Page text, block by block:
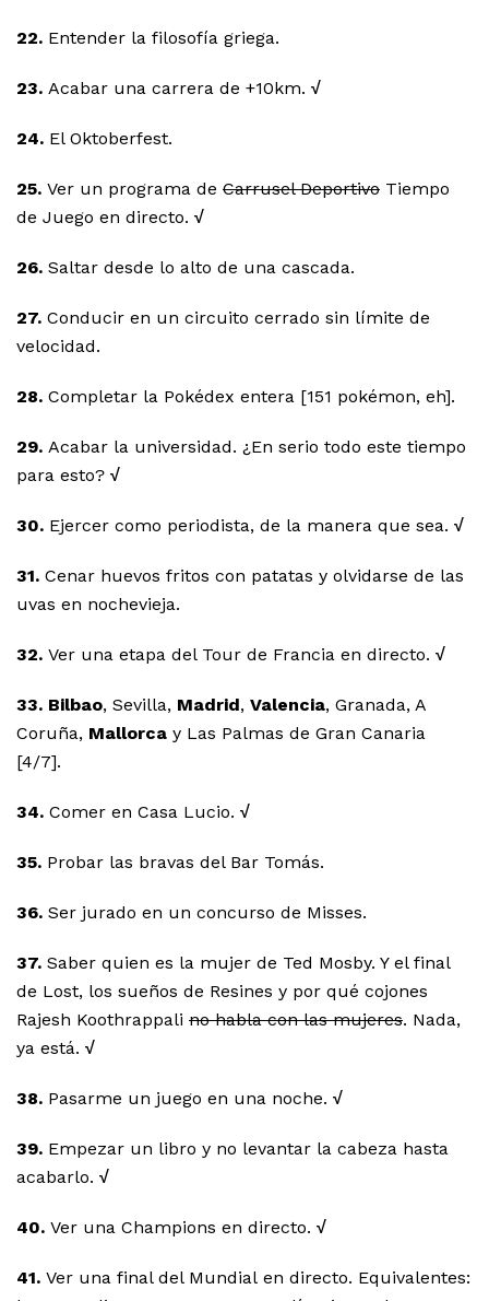
22. Entender la filosofía griega.
23. Acabar una carrera de +10km. √
24. El Oktoberfest.
25. Ver un programa de Carrusel Deportivo Tiempo
de Juego en directo. √
26. Saltar desde lo alto de una cascada.
27. Conducir en un circuito cerrado sin límite de
velocidad.
28. Completar la Pokédex entera [151 pokémon, eh].
29. Acabar la universidad. ¿En serio todo este tiempo
para esto? √
30. Ejercer como periodista, de la manera que sea. √
31. Cenar huevos fritos con patatas y olvidarse de las
uvas en nochevieja.
32. Ver una etapa del Tour de Francia en directo. √
33. Bilbao, Sevilla, Madrid, Valencia, Granada, A
Coruña, Mallorca y Las Palmas de Gran Canaria
[4/7].
34. Comer en Casa Lucio. √
35. Probar las bravas del Bar Tomás.
36. Ser jurado en un concurso de Misses.
37. Saber quien es la mujer de Ted Mosby. Y el final
de Lost, los sueños de Resines y por qué cojones
Rajesh Koothrappali no habla con las mujeres. Nada,
ya está. √
38. Pasarme un juego en una noche. √
39. Empezar un libro y no levantar la cabeza hasta
acabarlo. √
40. Ver una Champions en directo. √
41. Ver una final del Mundial en directo. Equivalentes: